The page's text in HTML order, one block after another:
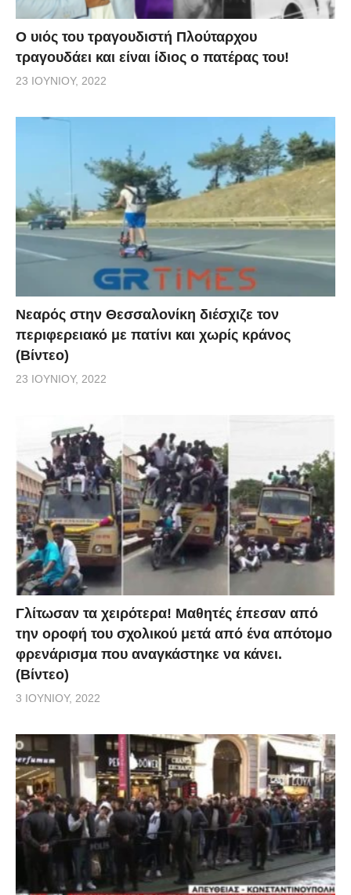
O υιός του τραγουδιστή Πλούταρχου
τραγουδάει και είναι ίδιος ο πατέρας του!
23 ΙΟΥΝΊΟΥ, 2022
Νεαρός στην Θεσσαλονίκη διέσχιζε τον
περιφερειακό με πατίνι και χωρίς κράνος
(Βίντεο)
23 ΙΟΥΝΊΟΥ, 2022
Γλίτωσαν τα χειρότερα! Μαθητές έπεσαν από
την οροφή του σχολικού μετά από ένα απότομο
φρενάρισμα που αναγκάστηκε να κάνει.
(Βίντεο)
3 ΙΟΥΝΊΟΥ, 2022